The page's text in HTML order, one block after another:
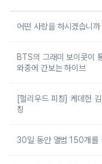
어떤 사랑을 하시겠습니
BTS의 그래미 보이콧이
와중에 간보는 하이브
[헐리우드 피칭] 케데헌
칭
30일 동안 앨범 150개를